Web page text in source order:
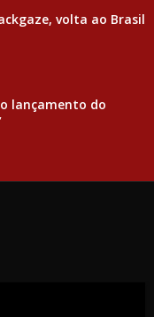
volta ao Brasil
lançamento do